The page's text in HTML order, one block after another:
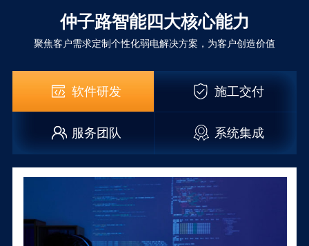
仲子路智能四大核心能力
聚焦客户需求定制个性化弱电解决方案，为客户创造价值
软件研发 施工交付
服务团队 系统集成